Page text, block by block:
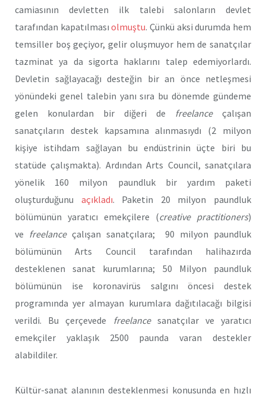
camiasının devletten ilk talebi salonların devlet
tarafından kapatılmasıolmuştu. Çünkü aksi durumda hem
temsiller boş geçiyor, gelir oluşmuyor hem de sanatçılar
tazminat ya da sigorta haklarını talep edemiyorlardı.
Devletin sağlayacağı desteğin bir an önce netleşmesi
yönündeki genel talebin yanı sıra bu dönemde gündeme
gelen konulardan bir diğeri de freelance çalışan
sanatçıların destek kapsamına alınmasıydı (2 milyon
kişiye istihdam sağlayan bu endüstrinin üçte biri bu
statüde çalışmakta). Ardından Arts Council, sanatçılara
yönelik 160 milyon paundluk bir yardım paketi
oluşturduğunu açıkladı. Paketin 20 milyon paundluk
bölümünün yaratıcı emekçilere (creative practitioners)
ve freelance çalışan sanatçılara; 90 milyon paundluk
bölümünün Arts Council tarafından halihazırda
desteklenen sanat kurumlarına; 50 Milyon paundluk
bölümünün ise koronavirüs salgını öncesi destek
programında yer almayan kurumlara dağıtılacağı bilgisi
verildi. Bu çerçevede freelancesanatçılar ve yaratıcı
emekçiler yaklaşık 2500 paunda varan destekler
alabildiler.
Kültür-sanat alanının desteklenmesi konusunda en hızlı